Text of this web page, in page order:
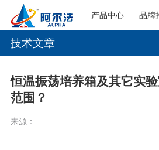
产品中心 品牌
技术文章
恒温振荡培养箱及其它实
范围？
来源：